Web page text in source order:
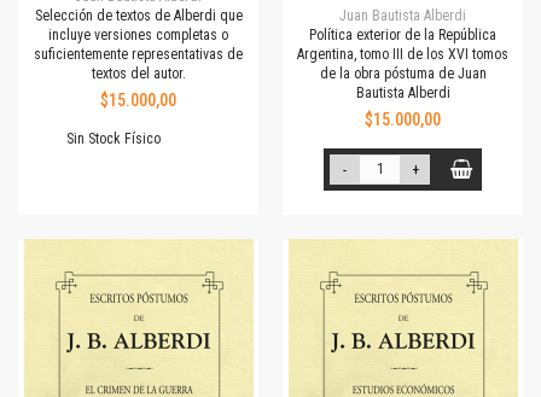
Selección de textos de Alberdi que
incluye versiones completas o
suficientemente representativas de
textos del autor.
$15.000,00
Sin Stock Físico
Juan Bautista Alberdi
Política exterior de la República
Argentina, tomo III de los XVI tomos
de la obra póstuma de Juan
Bautista Alberdi
$15.000,00
- +